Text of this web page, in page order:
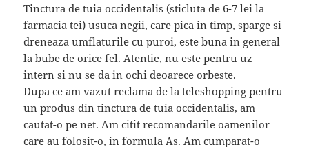
Tinctura de tuia occidentalis (sticluta de 6-7 lei la
farmacia tei) usuca negii, care pica in timp, sparge si
dreneaza umflaturile cu puroi, este buna in general
la bube de orice fel. Atentie, nu este pentru uz
intern si nu se da in ochi deoarece orbeste.
Dupa ce am vazut reclama de la teleshopping pentru
un produs din tinctura de tuia occidentalis, am
cautat-o pe net. Am citit recomandarile oamenilor
care au folosit-o, in formula As. Am cumparat-o